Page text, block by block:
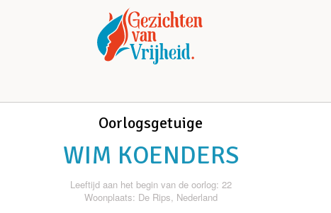
Oorlogsgetuige
WIM KOENDERS
Leeftijd aan het begin van de oorlog: 22
Woonplaats: De Rips, Nederland